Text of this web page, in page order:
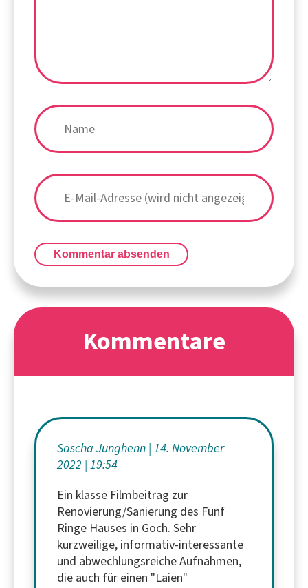
Kommentar absenden
Kommentare
Sascha Junghenn 14. November
2022 19:54
Ein klasse Filmbeitrag zur
Renovierung/Sanierung des Fünf
Ringe Hauses in Goch. Sehr
kurzweilige, informativ-interessante
und abwechlungsreiche Aufnahmen,
die auch für einen "Laien"